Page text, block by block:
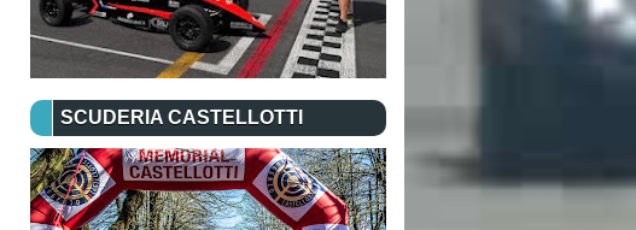
SCUDERIA CASTELLOTTI